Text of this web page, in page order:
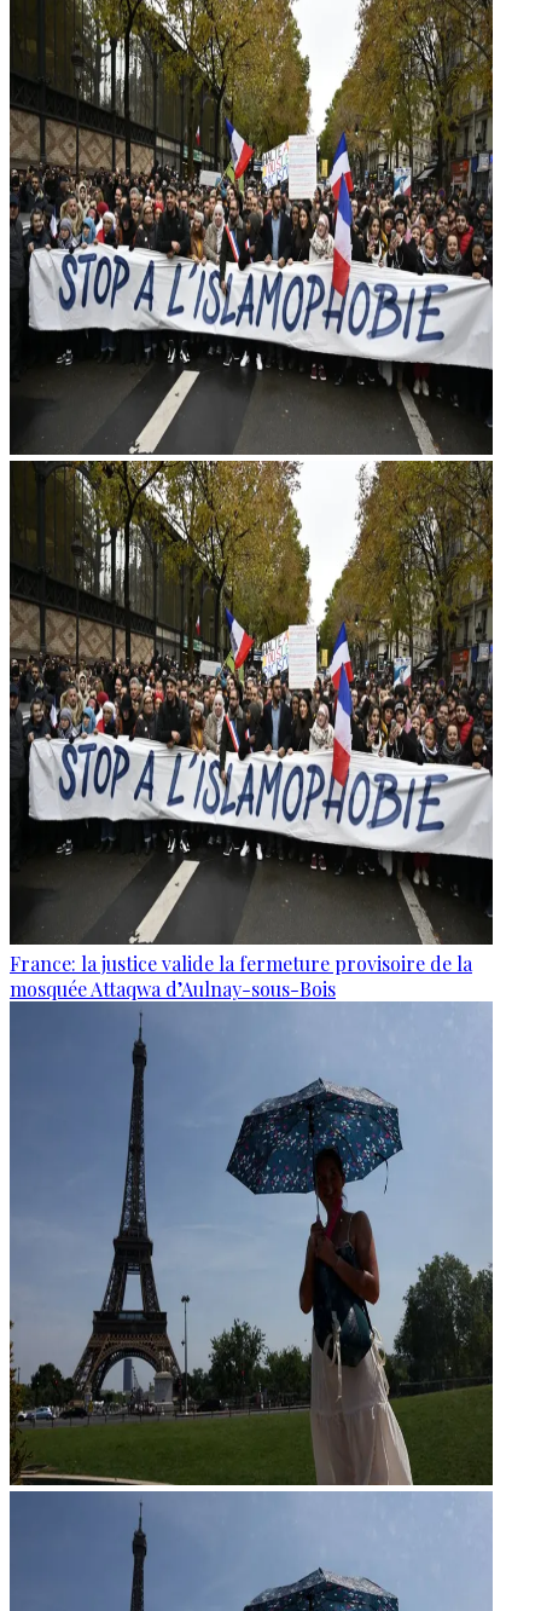
France: la justice valide la fermeture provisoire de la
mosquée Attaqwa d’Aulnay-sous-Bois